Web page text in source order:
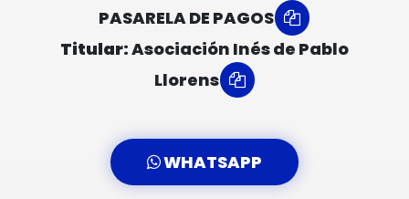
PASARELA DE PAGOS
Titular:Asociación Inés de Pablo
Llorens
WHATSAPP